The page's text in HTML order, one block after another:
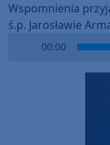
Wspomnienia
ś.p. Jarosławie
00:00